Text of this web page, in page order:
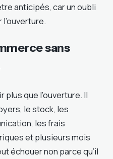
anticipés, car un oubli
sans
que l’ouverture. Il
le stock, les
les frais
et plusieurs mois
échouer non parce qu’il